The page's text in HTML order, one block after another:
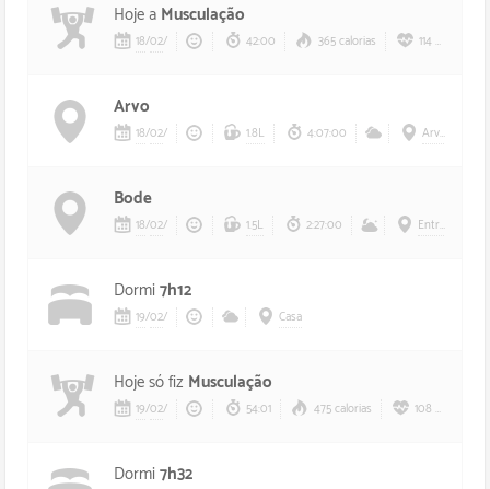
Hoje a Musculação
18/02/ 42:00 365 calorias 114 bpm
Arvo
18/02/ 1.8L 4:07:00 Arvo
Bode
18/02/ 1.5L 2:27:00 Entre Amigos o Bode
Dormi7h12
19/02/ Casa
Hoje só fiz Musculação
19/02/ 54:01 475 calorias 108 bpm
Dormi7h32